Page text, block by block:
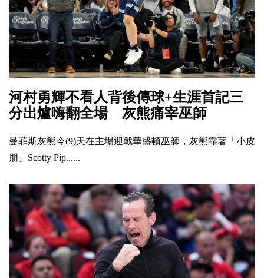
河村勇輝不看人背後傳球+生涯首記三
分出爐嗨翻全場 灰熊痛宰巫師
曼菲斯灰熊今(9)天在主場迎戰華盛頓巫師，灰熊靠著「小皮
朋」Scotty Pip......